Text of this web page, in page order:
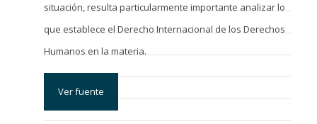
situación, resulta particularmente importante analizar lo
que establece el Derecho Internacional de los Derechos
Humanos en la materia.
Ver fuente